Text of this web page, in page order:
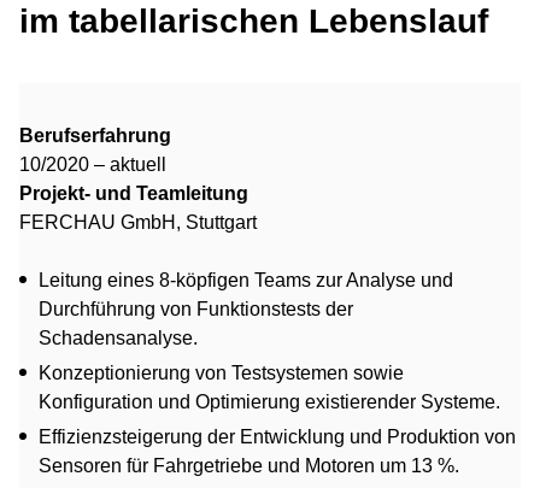
im tabellarischen Lebenslauf
Berufserfahrung
10/2020 – aktuell
Projekt- und Teamleitung
FERCHAU GmbH, Stuttgart
Leitung eines 8-köpfigen Teams zur Analyse und
Durchführung von Funktionstests der
Schadensanalyse.
Konzeptionierung von Testsystemen sowie
Konfiguration und Optimierung existierender Systeme.
Effizienzsteigerung der Entwicklung und Produktion von
Sensoren für Fahrgetriebe und Motoren um 13 %.